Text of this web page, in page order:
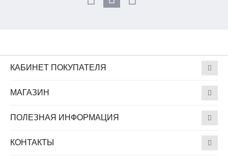
КАБИНЕТ ПОКУПАТЕЛЯ
МАГАЗИН
ПОЛЕЗНАЯ ИНФОРМАЦИЯ
КОНТАКТЫ